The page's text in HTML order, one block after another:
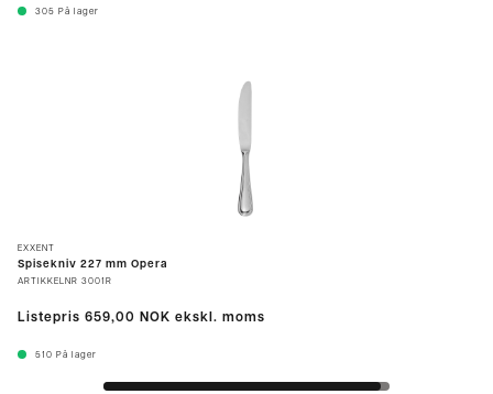
305 På lager
EXXENT
Spisekniv 227 mm Opera
ARTIKKELNR 3001R
Listepris 659,00 NOK ekskl. moms
510 På lager